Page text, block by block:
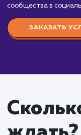
это важная
разработку
и